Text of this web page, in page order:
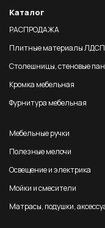
Каталог
РАСПРОДАЖА
Плитные материалы
Столешницы, стеновые
Кромка мебельная
Фурнитура мебельная
Мебельные ручки
Полезные мелочи
Освещение и электрика
Мойки и смесители
Матрасы, подушки,